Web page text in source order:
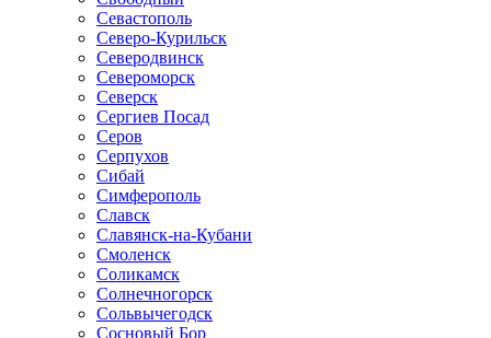
Севастополь
Северо-Курильск
Северодвинск
Североморск
Северск
Сергиев Посад
Серов
Серпухов
Сибай
Симферополь
Славск
Славянск-на-Кубани
Смоленск
Соликамск
Солнечногорск
Сольвычегодск
Сосновый Бор